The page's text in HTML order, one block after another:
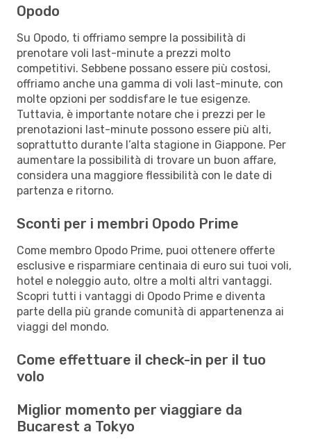
Opodo
Su Opodo, ti offriamo sempre la possibilità di
prenotare voli last-minute a prezzi molto
competitivi. Sebbene possano essere più costosi,
offriamo anche una gamma di voli last-minute, con
molte opzioni per soddisfare le tue esigenze.
Tuttavia, è importante notare che i prezzi per le
prenotazioni last-minute possono essere più alti,
soprattutto durante l’alta stagione in Giappone. Per
aumentare la possibilità di trovare un buon affare,
considera una maggiore flessibilità con le date di
partenza e ritorno.
Sconti per i membri Opodo Prime
Come membro Opodo Prime, puoi ottenere offerte
esclusive e risparmiare centinaia di euro sui tuoi voli,
hotel e noleggio auto, oltre a molti altri vantaggi.
Scopri tutti i vantaggi di Opodo Prime e diventa
parte della più grande comunità di appartenenza ai
viaggi del mondo.
Come effettuare il check-in per il tuo
volo
Miglior momento per viaggiare da
Bucarest a Tokyo